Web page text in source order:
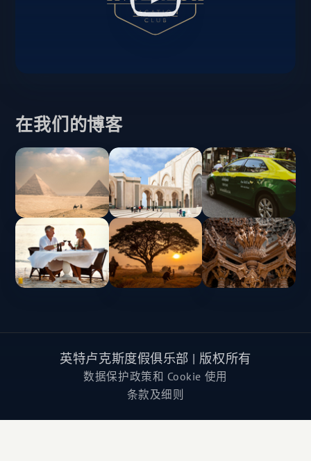
在我们的博客
英特卢克斯度假俱乐部 | 版权所有
数据保护政策和 Cookie 使用
条款及细则